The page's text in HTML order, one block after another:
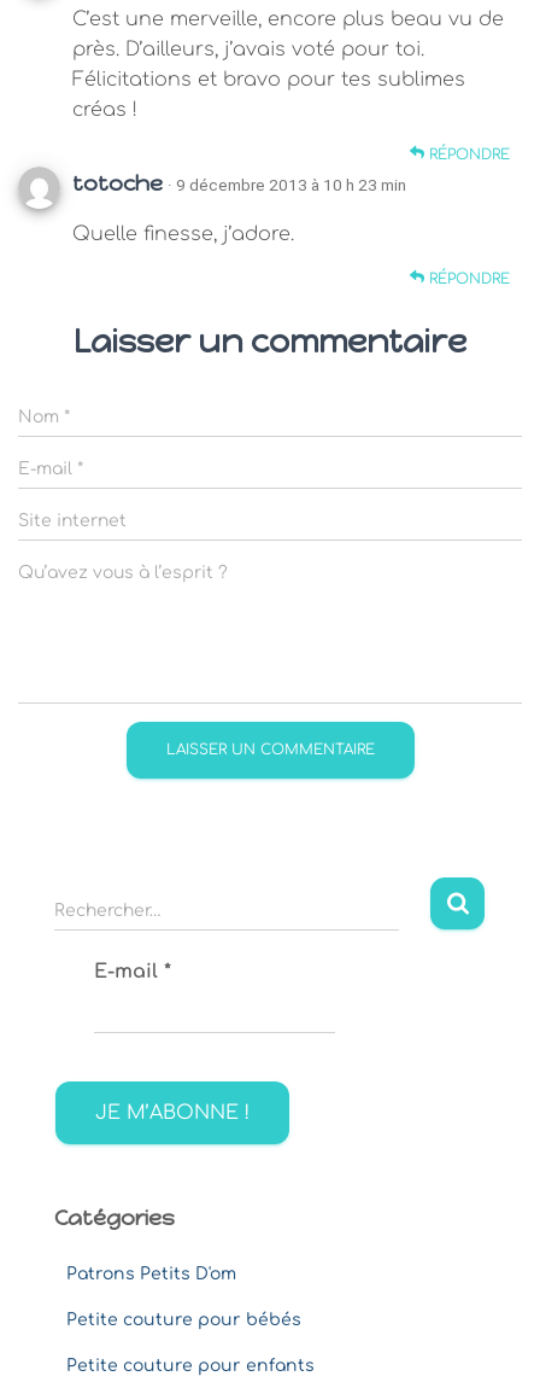
C’est une merveille, encore plus beau vu de
près. D’ailleurs, j’avais voté pour toi.
Félicitations et bravo pour tes sublimes
créas !
RÉPONDRE
totoche · 9 décembre 2013 à 10 h 23 min
Quelle finesse, j’adore.
RÉPONDRE
Laisser un commentaire
Nom *
E-mail *
Site internet
Qu’avez vous à l’esprit ?
R
e
h
r
Rechercher…
E-mail *
Catégories
Patrons Petits D'om
Petite couture pour bébés
Petite couture pour enfants